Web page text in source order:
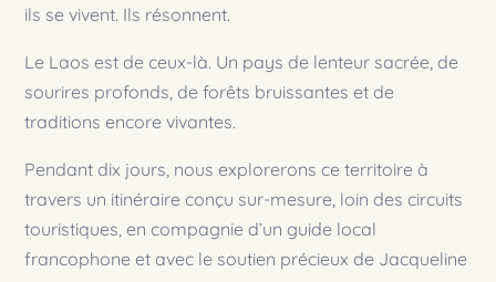
ils se vivent. Ils résonnent.
Le Laos est de ceux-là. Un pays de lenteur sacrée, de
sourires profonds, de forêts bruissantes et de
traditions encore vivantes.
Pendant dix jours, nous explorerons ce territoire à
travers un itinéraire conçu sur-mesure, loin des circuits
touristiques, en compagnie d’un guide local
francophone et avec le soutien précieux de Jacqueline